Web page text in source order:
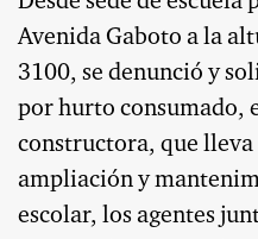
Avenida Gaboto a la
3100, se denunció y
por hurto consumado,
constructora, que lleva
ampliación y
escolar, los agentes